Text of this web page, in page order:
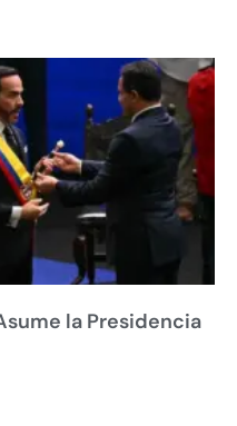
la Presidencia